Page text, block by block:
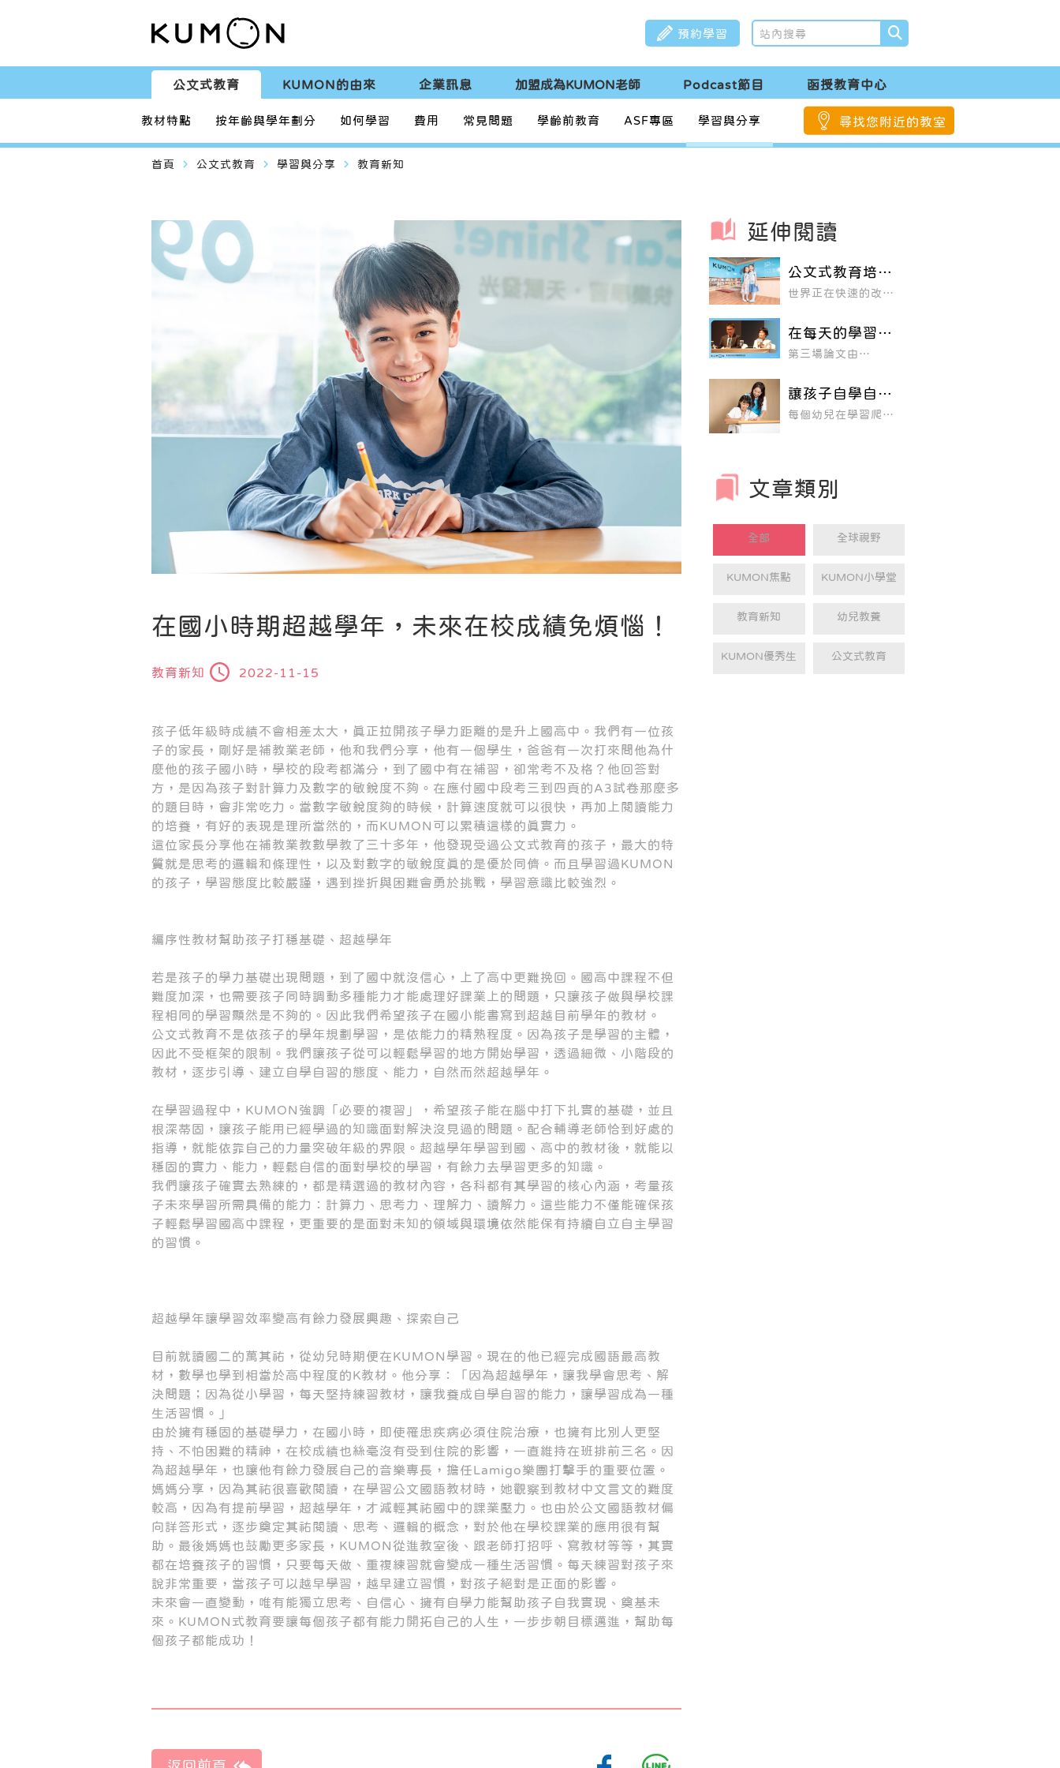
預約學習
公文式教育 KUMON的由來 企業訊息 加盟成為KUMON老師 Podcast節目 函授教育中心
教材特點 按年齡與學年劃分 如何學習 費用 常見問題 學齡前教育 ASF專區 學習與分享 尋找您附近的教室
首頁 navigate_next 公文式教育 navigate_next 學習與分享 navigate_next 教育新知
在國小時期超越學年，未來在校成績免煩惱！
教育新知 2022-11-15
孩子低年級時成績不會相差太大，真正拉開孩子學力距離的是升上國高中。我們有一位孩
子的家長，剛好是補教業老師，他和我們分享，他有一個學生，爸爸有一次打來問他為什
麼他的孩子國小時，學校的段考都滿分，到了國中有在補習，卻常考不及格？他回答對
方，是因為孩子對計算力及數字的敏銳度不夠。在應付國中段考三到四頁的A3試卷那麼多
的題目時，會非常吃力。當數字敏銳度夠的時候，計算速度就可以很快，再加上閱讀能力
的培養，有好的表現是理所當然的，而KUMON可以累積這樣的真實力。
這位家長分享他在補教業教數學教了三十多年，他發現受過公文式教育的孩子，最大的特
質就是思考的邏輯和條理性，以及對數字的敏銳度真的是優於同儕。而且學習過KUMON
的孩子，學習態度比較嚴謹，遇到挫折與困難會勇於挑戰，學習意識比較強烈。
編序性教材幫助孩子打穩基礎、超越學年
若是孩子的學力基礎出現問題，到了國中就沒信心，上了高中更難挽回。國高中課程不但
難度加深，也需要孩子同時調動多種能力才能處理好課業上的問題，只讓孩子做與學校課
程相同的學習顯然是不夠的。因此我們希望孩子在國小能書寫到超越目前學年的教材。
公文式教育不是依孩子的學年規劃學習，是依能力的精熟程度。因為孩子是學習的主體，
因此不受框架的限制。我們讓孩子從可以輕鬆學習的地方開始學習，透過細微、小階段的
教材，逐步引導、建立自學自習的態度、能力，自然而然超越學年。
在學習過程中，KUMON強調「必要的複習」，希望孩子能在腦中打下扎實的基礎，並且
根深蒂固，讓孩子能用已經學過的知識面對解決沒見過的問題。配合輔導老師恰到好處的
指導，就能依靠自己的力量突破年級的界限。超越學年學習到國、高中的教材後，就能以
穩固的實力、能力，輕鬆自信的面對學校的學習，有餘力去學習更多的知識。
我們讓孩子確實去熟練的，都是精選過的教材內容，各科都有其學習的核心內涵，考量孩
子未來學習所需具備的能力：計算力、思考力、理解力、讀解力。這些能力不僅能確保孩
子輕鬆學習國高中課程，更重要的是面對未知的領域與環境依然能保有持續自立自主學習
的習慣。
超越學年讓學習效率變高有餘力發展興趣、探索自己
目前就讀國二的萬其祐，從幼兒時期便在KUMON學習。現在的他已經完成國語最高教
材，數學也學到相當於高中程度的K教材。他分享：「因為超越學年，讓我學會思考、解
決問題；因為從小學習，每天堅持練習教材，讓我養成自學自習的能力，讓學習成為一種
生活習慣。」
由於擁有穩固的基礎學力，在國小時，即使罹患疾病必須住院治療，也擁有比別人更堅
持、不怕困難的精神，在校成績也絲毫沒有受到住院的影響，一直維持在班排前三名。因
為超越學年，也讓他有餘力發展自己的音樂專長，擔任Lamigo樂團打擊手的重要位置。
媽媽分享，因為其祐很喜歡閱讀，在學習公文國語教材時，她觀察到教材中文言文的難度
較高，因為有提前學習，超越學年，才減輕其祐國中的課業壓力。也由於公文國語教材偏
向詳答形式，逐步奠定其祐閱讀、思考、邏輯的概念，對於他在學校課業的應用很有幫
助。最後媽媽也鼓勵更多家長，KUMON從進教室後、跟老師打招呼、寫教材等等，其實
都在培養孩子的習慣，只要每天做、重複練習就會變成一種生活習慣。每天練習對孩子來
說非常重要，當孩子可以越早學習，越早建立習慣，對孩子絕對是正面的影響。
未來會一直變動，唯有能獨立思考、自信心、擁有自學力能幫助孩子自我實現、奠基未
來。KUMON式教育要讓每個孩子都有能力開拓自己的人生，一步步朝目標邁進，幫助每
個孩子都能成功！
延伸閱讀
公文式教育培養
孩子以自學自
習、超越學年
世界正在快速的改
無法預料。因此，如
何培 養孩子從「被
教」到可以「自我學
習」，甚至「終身學
方向。
在每天的學習過
程中不斷獲得被
肯定的成就感，
心、更願意接受
挑戰。
第三場論文由
壓軸登場，主題為
「以新國語AIAII、
BIBII的推出，省思
7A～2A的輔導～提
讓孩子自學自習
的法寶— 小階段
前進的教材，循
每個幼兒在學習爬樓
受傷，甚至很可能會
退縮不前，害怕再去
的道理，如果一下子
挑戰難度太高的內
挫折與抗拒，久而久
之不僅會放棄學習，
還會喪失自信心，那
文章類別
全部 全球視野
KUMON焦點 KUMON小學堂
教育新知 幼兒教養
KUMON優秀生 公文式教育